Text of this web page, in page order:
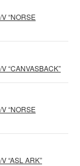
“NORSE
“CANVASBACK”
“NORSE
“ASL ARK”